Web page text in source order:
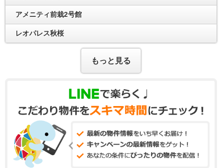
アメニティ前栽2号館
レオパレス秋桜
もっと見る